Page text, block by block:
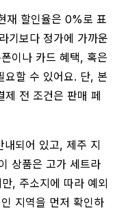
재 할인율은 0%로 표
기보다 정가에 가까운
이나 카드 혜택, 혹은
요할 수 있어요. 단, 본
전 조건은 판매 페
되어 있고, 제주 지
상품은 고가 세트라
, 주소지에 따라 예외
지역을 먼저 확인하